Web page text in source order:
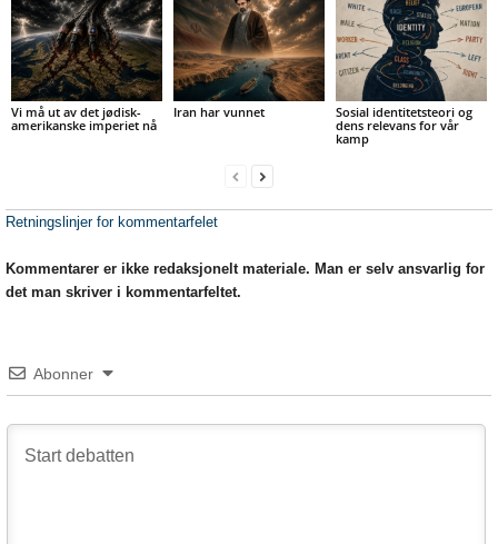
Vi må ut av det jødisk-
amerikanske imperiet nå
Iran har vunnet
Sosial identitetsteori og
dens relevans for vår
kamp
Retningslinjer for kommentarfelet
Kommentarer er ikke redaksjonelt materiale. Man er selv ansvarlig for
det man skriver i kommentarfeltet.
Abonner